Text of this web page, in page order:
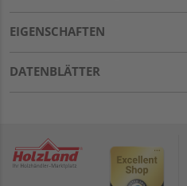
EIGENSCHAFTEN
DATENBLÄTTER